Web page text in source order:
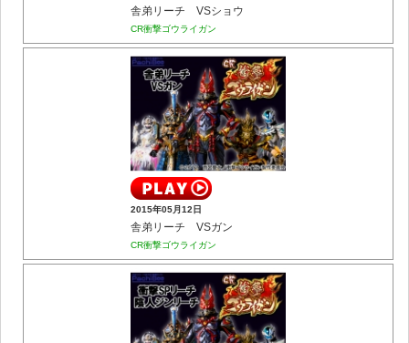
舎弟リーチ VSショウ
CR衝撃ゴウライガン
2015年05月12日
舎弟リーチ VSガン
CR衝撃ゴウライガン